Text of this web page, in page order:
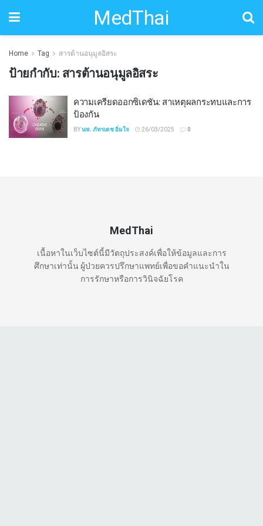
MedThai
Home Tag สารต้านอนุมูลอิสระ
ป้ายกำกับ: สารต้านอนุมูลอิสระ
ความเครียดออกซิเดชัน: สาเหตุผลกระทบและการ
ป้องกัน
BYนพ. ภัทรเดช อิ่มใจ 26/03/2025 0
MedThai
เนื้อหาในเว็บไซต์นี้มีวัตถุประสงค์เพื่อให้ข้อมูลและการ
ศึกษาเท่านั้น ผู้ป่วยควรปรึกษาแพทย์เพื่อขอคำแนะนำใน
การรักษาหรือการวินิจฉัยโรค